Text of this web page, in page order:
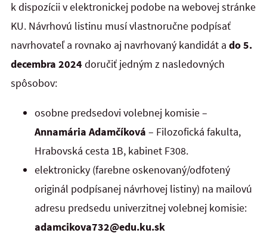
k dispozícii v elektronickej podobe na webovej stránke
KU. Návrhovú listinu musí vlastnoručne podpísať
navrhovateľ a rovnako aj navrhovaný kandidát a do 5.
decembra 2024 doručiť jedným z nasledovných
spôsobov:
osobne predsedovi volebnej komisie –
Annamária Adamčíková – Filozofická fakulta,
Hrabovská cesta 1B, kabinet F308.
elektronicky (farebne oskenovaný/odfotený
originál podpísanej návrhovej listiny) na mailovú
adresu predsedu univerzitnej volebnej komisie:
adamcikova732@edu.ku.sk